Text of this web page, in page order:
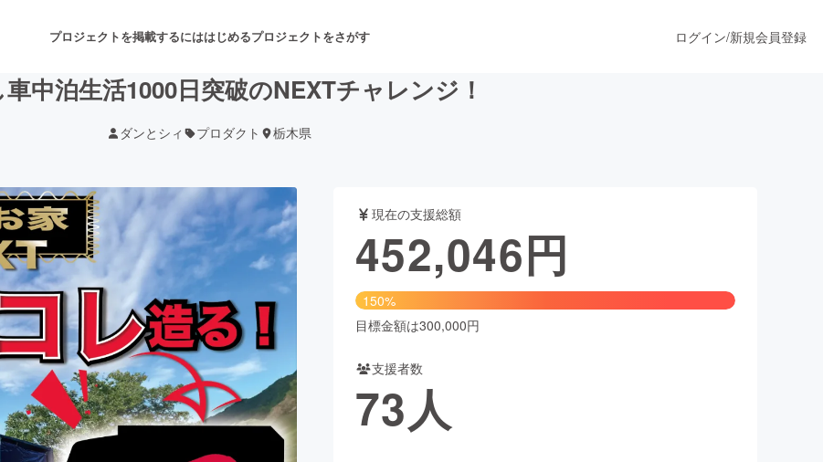
プロジェクトを掲載するにははじめるプロジェクトをさがす
音楽 舞台・パフォーマンス
ゲーム・サービス開発 フード・飲食店 ファッション
書籍・雑誌出版 アニメ・漫画
チャレンジ ビューティー・ヘルスケア
ログイン/新規会員登録
中泊生活1000日突破のNEXTチャレンジ！
ダンとシィ プロダクト 栃木県
現在の支援総額
452,046円
150%
目標金額は300,000円
支援者数
73人